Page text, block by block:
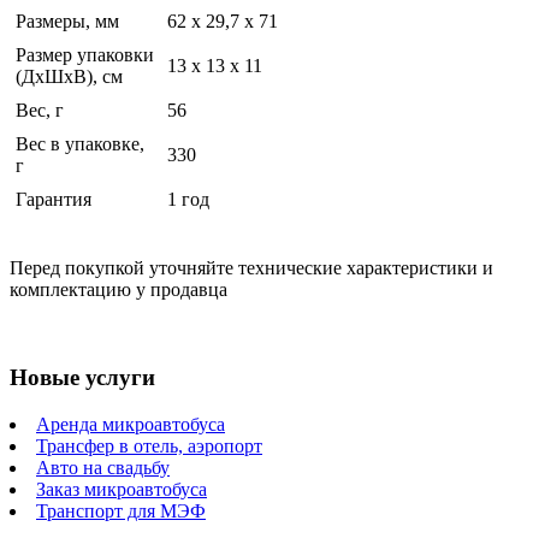
Размеры, мм
62 x 29,7 x 71
Размер упаковки
(ДхШхВ), см
13 x 13 x 11
Вес, г
56
Вес в упаковке,
г
330
Гарантия 1 год
Перед покупкой уточняйте технические характеристики и
комплектацию у продавца
Новые услуги
Аренда микроавтобуса
Трансфер в отель, аэропорт
Авто на свадьбу
Заказ микроавтобуса
Транспорт для МЭФ